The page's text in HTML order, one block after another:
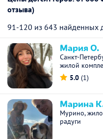
отзыва)
91-120 из 643 найденных
Мария О.
Санкт-
жилой
5.0 (1)
Марина
Мурино,
радуги